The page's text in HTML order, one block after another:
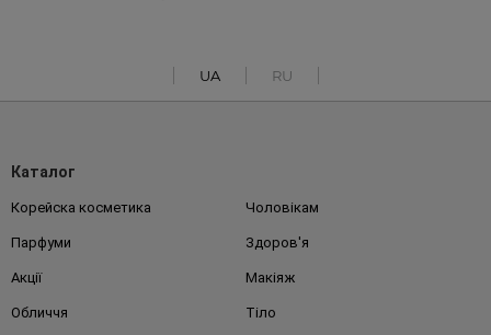
UA RU
Каталог
Корейска косметика Чоловікам
Парфуми Здоров'я
Акції Макіяж
Обличчя Тіло